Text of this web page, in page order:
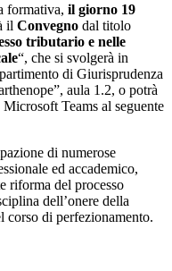
formativa, il giorno 19
il Convegno dal titolo
tributario e nelle
“, che si svolgerà in
di Giurisprudenza
aula 1.2, o potrà
Teams al seguente
di numerose
ed accademico,
riforma del processo
dell’onere della
corso di perfezionamento.